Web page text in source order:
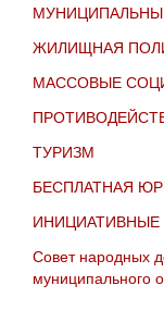
ЖИЛИЩНАЯ
МАССОВЫЕ
ТУРИЗМ
БЕСПЛАТНАЯ
Совет народных
муниципального